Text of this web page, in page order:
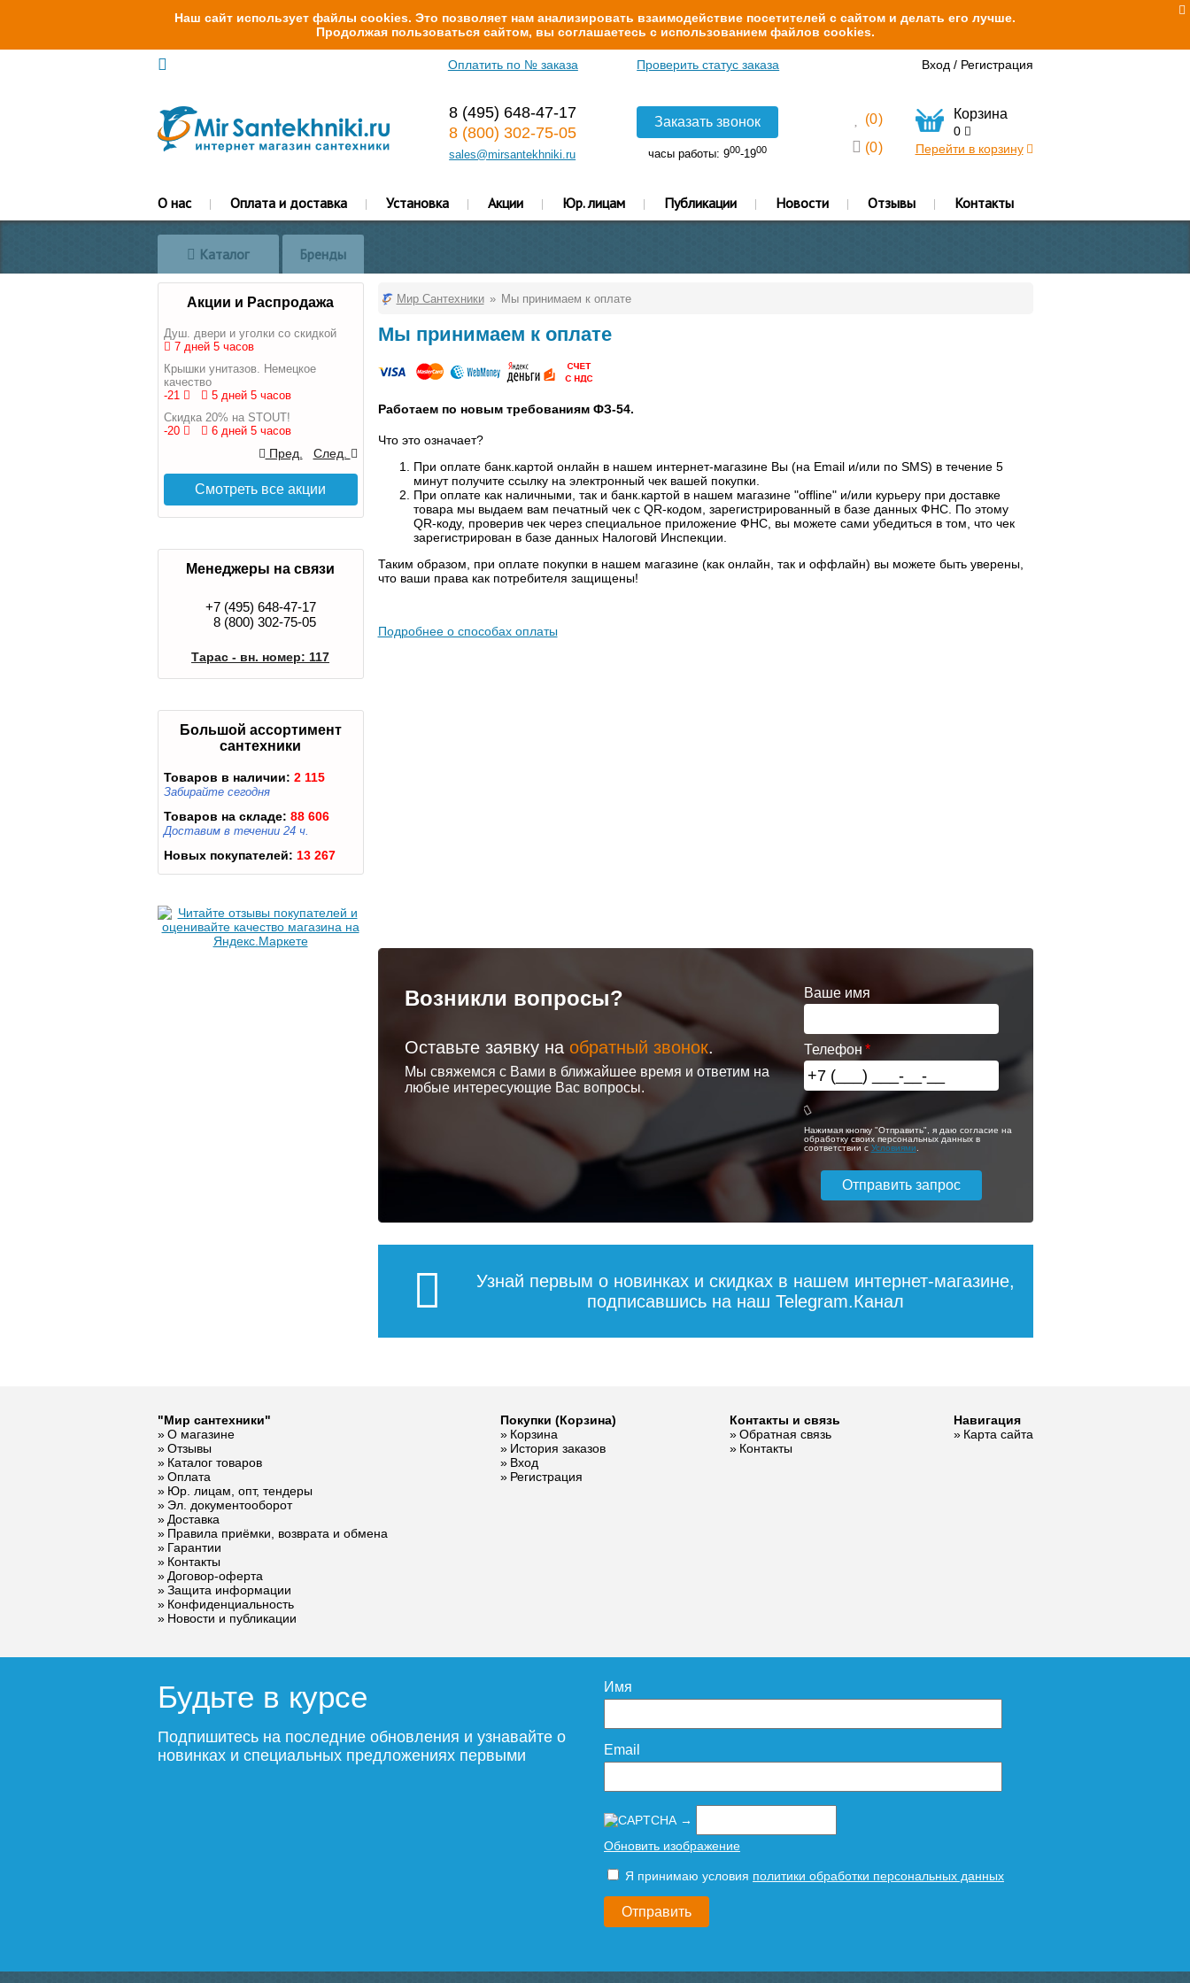
Наш сайт использует файлы cookies. Это позволяет нам анализировать взаимодействие посетителей с сайтом и делать его лучше.
Продолжая пользоваться сайтом, вы соглашаетесь с использованием файлов cookies.
Оплатить по № заказа Проверить статус заказа Вход / Регистрация
8 (495) 648-47-17
8 (800) 302-75-05
sales@mirsantekhniki.ru
Заказать звонок
часы работы: 900-1900
(0)
(0)
Корзина
0
Перейти в корзину
О нас Оплата и доставка Установка Акции Юр. лицам Публикации Новости Отзывы Контакты
Каталог Бренды
Акции и Распродажа
Душ. двери и уголки со скидкой
7 дней 5 часов
Крышки унитазов. Немецкое
качество
-21
5 дней 5 часов
Скидка 20% на STOUT!
-20
6 дней 5 часов
Пред. След.
Смотреть все акции
Менеджеры на связи
+7 (495) 648-47-17
8 (800) 302-75-05
Тарас - вн. номер: 117
Большой ассортимент
сантехники
Товаров в наличии: 2 115
Забирайте сегодня
Товаров на складе: 88 606
Доставим в течении 24 ч.
Новых покупателей: 13 267
Мир Сантехники Мы принимаем к оплате
Мы принимаем к оплате
Работаем по новым требованиям ФЗ-54.
Что это означает?
При оплате банк.картой онлайн в нашем интернет-магазине Вы (на Email и/или по SMS) в течение 5
минут получите ссылку на электронный чек вашей покупки.
При оплате как наличными, так и банк.картой в нашем магазине "offline" и/или курьеру при доставке
товара мы выдаем вам печатный чек с QR-кодом, зарегистрированный в базе данных ФНС. По этому
QR-коду, проверив чек через специальное приложение ФНС, вы можете сами убедиться в том, что чек
зарегистрирован в базе данных Налоговй Инспекции.
Таким образом, при оплате покупки в нашем магазине (как онлайн, так и оффлайн) вы можете быть уверены,
что ваши права как потребителя защищены!
Подробнее о способах оплаты
Возникли вопросы?
Оставьте заявку на обратный звонок.
Мы свяжемся с Вами в ближайшее время и ответим на
любые интересующие Вас вопросы.
Ваше имя
Телефон
Нажимая кнопку "Отправить", я даю согласие на
обработку своих персональных данных в
соответствии с Условиями
Узнай первым о новинках и скидках в нашем интернет-магазине,
подписавшись на наш Telegram.Канал
"Мир сантехники"
О магазине
Отзывы
Каталог товаров
Оплата
Юр. лицам, опт, тендеры
Эл. документооборот
Доставка
Правила приёмки, возврата и обмена
Гарантии
Контакты
Договор-оферта
Защита информации
Конфиденциальность
Новости и публикации
Покупки (Корзина)
Корзина
История заказов
Вход
Регистрация
Контакты и связь
Обратная связь
Контакты
Навигация
Карта сайта
Будьте в курсе
Подпишитесь на последние обновления и узнавайте о
новинках и специальных предложениях первыми
Имя
Email
→
Обновить изображение
Я принимаю условия политики обработки персональных данных